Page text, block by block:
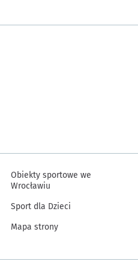
Obiekty sportowe we
Wrocławiu
Sport dla Dzieci
Mapa strony